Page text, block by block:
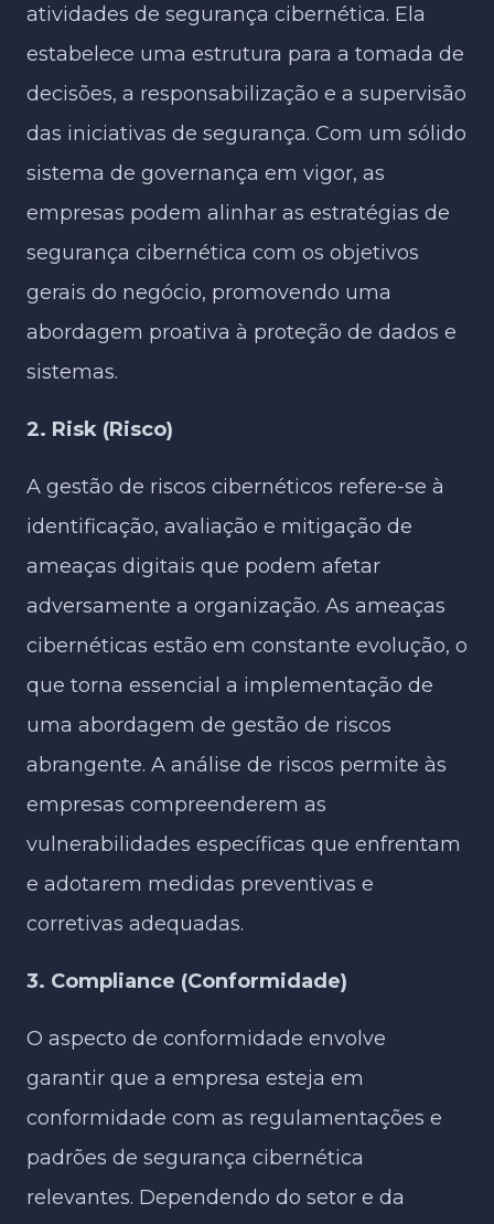
atividades de segurança cibernética. Ela
estabelece uma estrutura para a tomada de
decisões, a responsabilização e a supervisão
das iniciativas de segurança. Com um sólido
sistema de governança em vigor, as
empresas podem alinhar as estratégias de
segurança cibernética com os objetivos
gerais do negócio, promovendo uma
abordagem proativa à proteção de dados e
sistemas.
2. Risk (Risco)
A gestão de riscos cibernéticos refere-se à
identificação, avaliação e mitigação de
ameaças digitais que podem afetar
adversamente a organização. As ameaças
cibernéticas estão em constante evolução, o
que torna essencial a implementação de
uma abordagem de gestão de riscos
abrangente. A análise de riscos permite às
empresas compreenderem as
vulnerabilidades específicas que enfrentam
e adotarem medidas preventivas e
corretivas adequadas.
3. Compliance (Conformidade)
O aspecto de conformidade envolve
garantir que a empresa esteja em
conformidade com as regulamentações e
padrões de segurança cibernética
relevantes. Dependendo do setor e da